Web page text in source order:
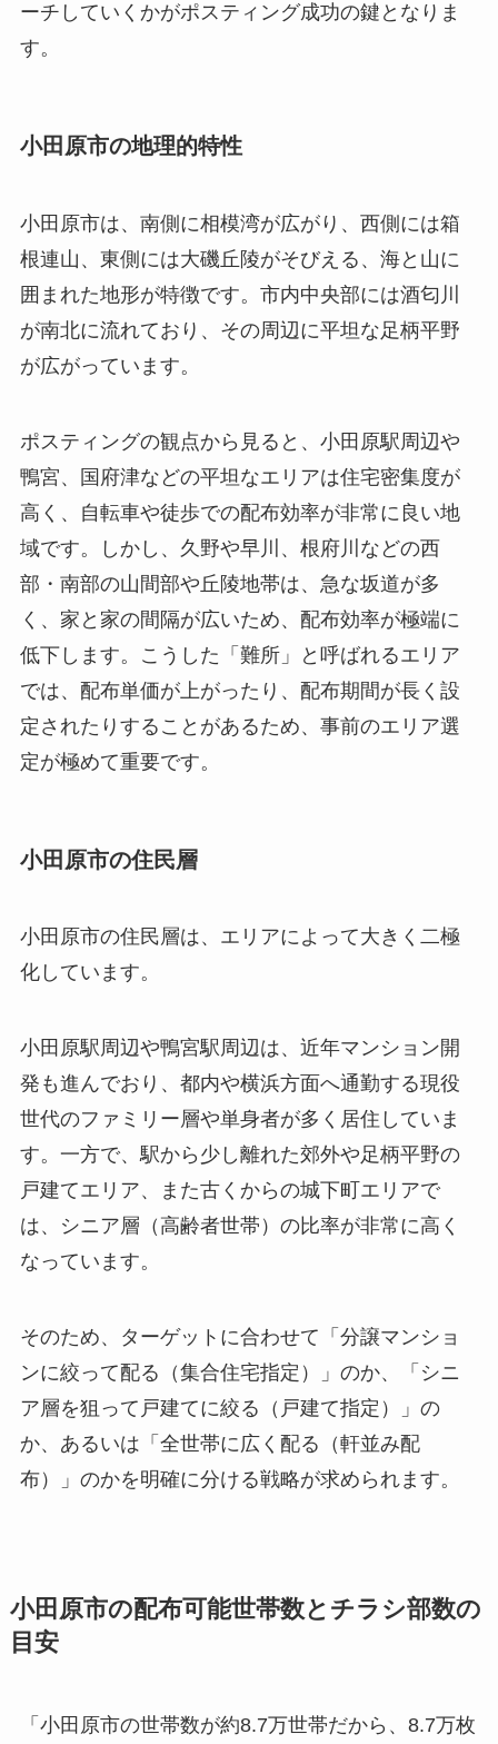
ーチしていくかがポスティング成功の鍵となりま
す。
小田原市の地理的特性
小田原市は、南側に相模湾が広がり、西側には箱
根連山、東側には大磯丘陵がそびえる、海と山に
囲まれた地形が特徴です。市内中央部には酒匂川
が南北に流れており、その周辺に平坦な足柄平野
が広がっています。
ポスティングの観点から見ると、小田原駅周辺や
鴨宮、国府津などの平坦なエリアは住宅密集度が
高く、自転車や徒歩での配布効率が非常に良い地
域です。しかし、久野や早川、根府川などの西
部・南部の山間部や丘陵地帯は、急な坂道が多
く、家と家の間隔が広いため、配布効率が極端に
低下します。こうした「難所」と呼ばれるエリア
では、配布単価が上がったり、配布期間が長く設
定されたりすることがあるため、事前のエリア選
定が極めて重要です。
小田原市の住民層
小田原市の住民層は、エリアによって大きく二極
化しています。
小田原駅周辺や鴨宮駅周辺は、近年マンション開
発も進んでおり、都内や横浜方面へ通勤する現役
世代のファミリー層や単身者が多く居住していま
す。一方で、駅から少し離れた郊外や足柄平野の
戸建てエリア、また古くからの城下町エリアで
は、シニア層（高齢者世帯）の比率が非常に高く
なっています。
そのため、ターゲットに合わせて「分譲マンショ
ンに絞って配る（集合住宅指定）」のか、「シニ
ア層を狙って戸建てに絞る（戸建て指定）」の
か、あるいは「全世帯に広く配る（軒並み配
布）」のかを明確に分ける戦略が求められます。
小田原市の配布可能世帯数とチラシ部数の
目安
「小田原市の世帯数が約8.7万世帯だから、8.7万枚